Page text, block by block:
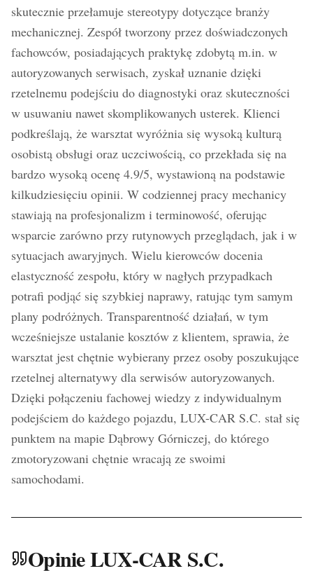
skutecznie przełamuje stereotypy dotyczące branży
mechanicznej. Zespół tworzony przez doświadczonych
fachowców, posiadających praktykę zdobytą m.in. w
autoryzowanych serwisach, zyskał uznanie dzięki
rzetelnemu podejściu do diagnostyki oraz skuteczności
w usuwaniu nawet skomplikowanych usterek. Klienci
podkreślają, że warsztat wyróżnia się wysoką kulturą
osobistą obsługi oraz uczciwością, co przekłada się na
bardzo wysoką ocenę 4.9/5, wystawioną na podstawie
kilkudziesięciu opinii. W codziennej pracy mechanicy
stawiają na profesjonalizm i terminowość, oferując
wsparcie zarówno przy rutynowych przeglądach, jak i w
sytuacjach awaryjnych. Wielu kierowców docenia
elastyczność zespołu, który w nagłych przypadkach
potrafi podjąć się szybkiej naprawy, ratując tym samym
plany podróżnych. Transparentność działań, w tym
wcześniejsze ustalanie kosztów z klientem, sprawia, że
warsztat jest chętnie wybierany przez osoby poszukujące
rzetelnej alternatywy dla serwisów autoryzowanych.
Dzięki połączeniu fachowej wiedzy z indywidualnym
podejściem do każdego pojazdu, LUX-CAR S.C. stał się
punktem na mapie Dąbrowy Górniczej, do którego
zmotoryzowani chętnie wracają ze swoimi
samochodami.
Opinie LUX-CAR S.C.